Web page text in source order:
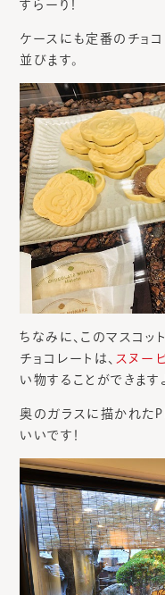
ずらーり！
ケースにも定番のチョ
並びます。
ちなみに、このマスコッ
チョコレートは、 スヌー
い物することができます
奥のガラスに描かれた
いいです！